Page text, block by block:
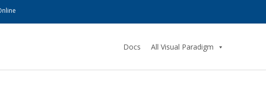
Docs All Visual Paradigm